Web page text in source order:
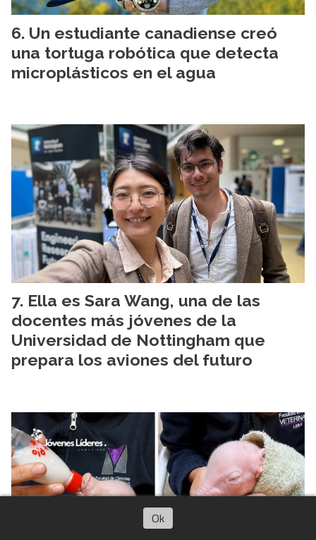
Un estudiante canadiense creó
una tortuga robótica que detecta
microplásticos en el agua
Ella es Sara Wang, una de las
docentes más jóvenes de la
Universidad de Nottingham que
prepara los aviones del futuro
Ok